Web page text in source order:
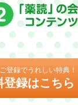
登録でうれしい特典！
登録はこちら